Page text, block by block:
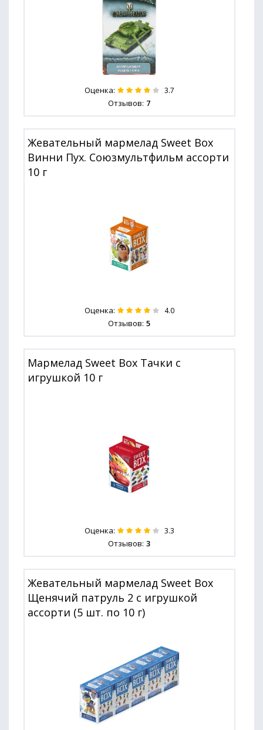
Оценка: 3.7
Отзывов: 7
Жевательный мармелад Sweet Box
Винни Пух. Союзмультфильм ассорти
10 г
Оценка: 4.0
Отзывов: 5
Мармелад Sweet Box Тачки с
игрушкой 10 г
Оценка: 3.3
Отзывов: 3
Жевательный мармелад Sweet Box
Щенячий патруль 2 с игрушкой
ассорти (5 шт. по 10 г)